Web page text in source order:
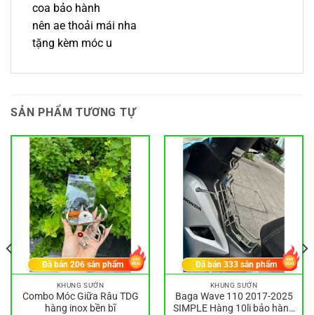
coa bảo hành
nên ae thoải mái nha
tặng kèm móc u
SẢN PHẨM TƯƠNG TỰ
KHUNG SƯỜN
Combo Móc Giữa Râu TDG
hàng inox bền bĩ
Đã bán206 sản phẩm
KHUNG SƯỜN
Baga Wave 110 2017-2025
SIMPLE Hàng 10li bảo hành
Đã bán333 sản phẩm